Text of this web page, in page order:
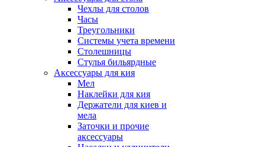
Чехлы для столов
Часы
Треугольники
Системы учета времени
Столешницы
Стулья бильярдные
Аксессуары для кия
Мел
Наклейки для кия
Держатели для киев и
мела
Заточки и прочие
аксессуары